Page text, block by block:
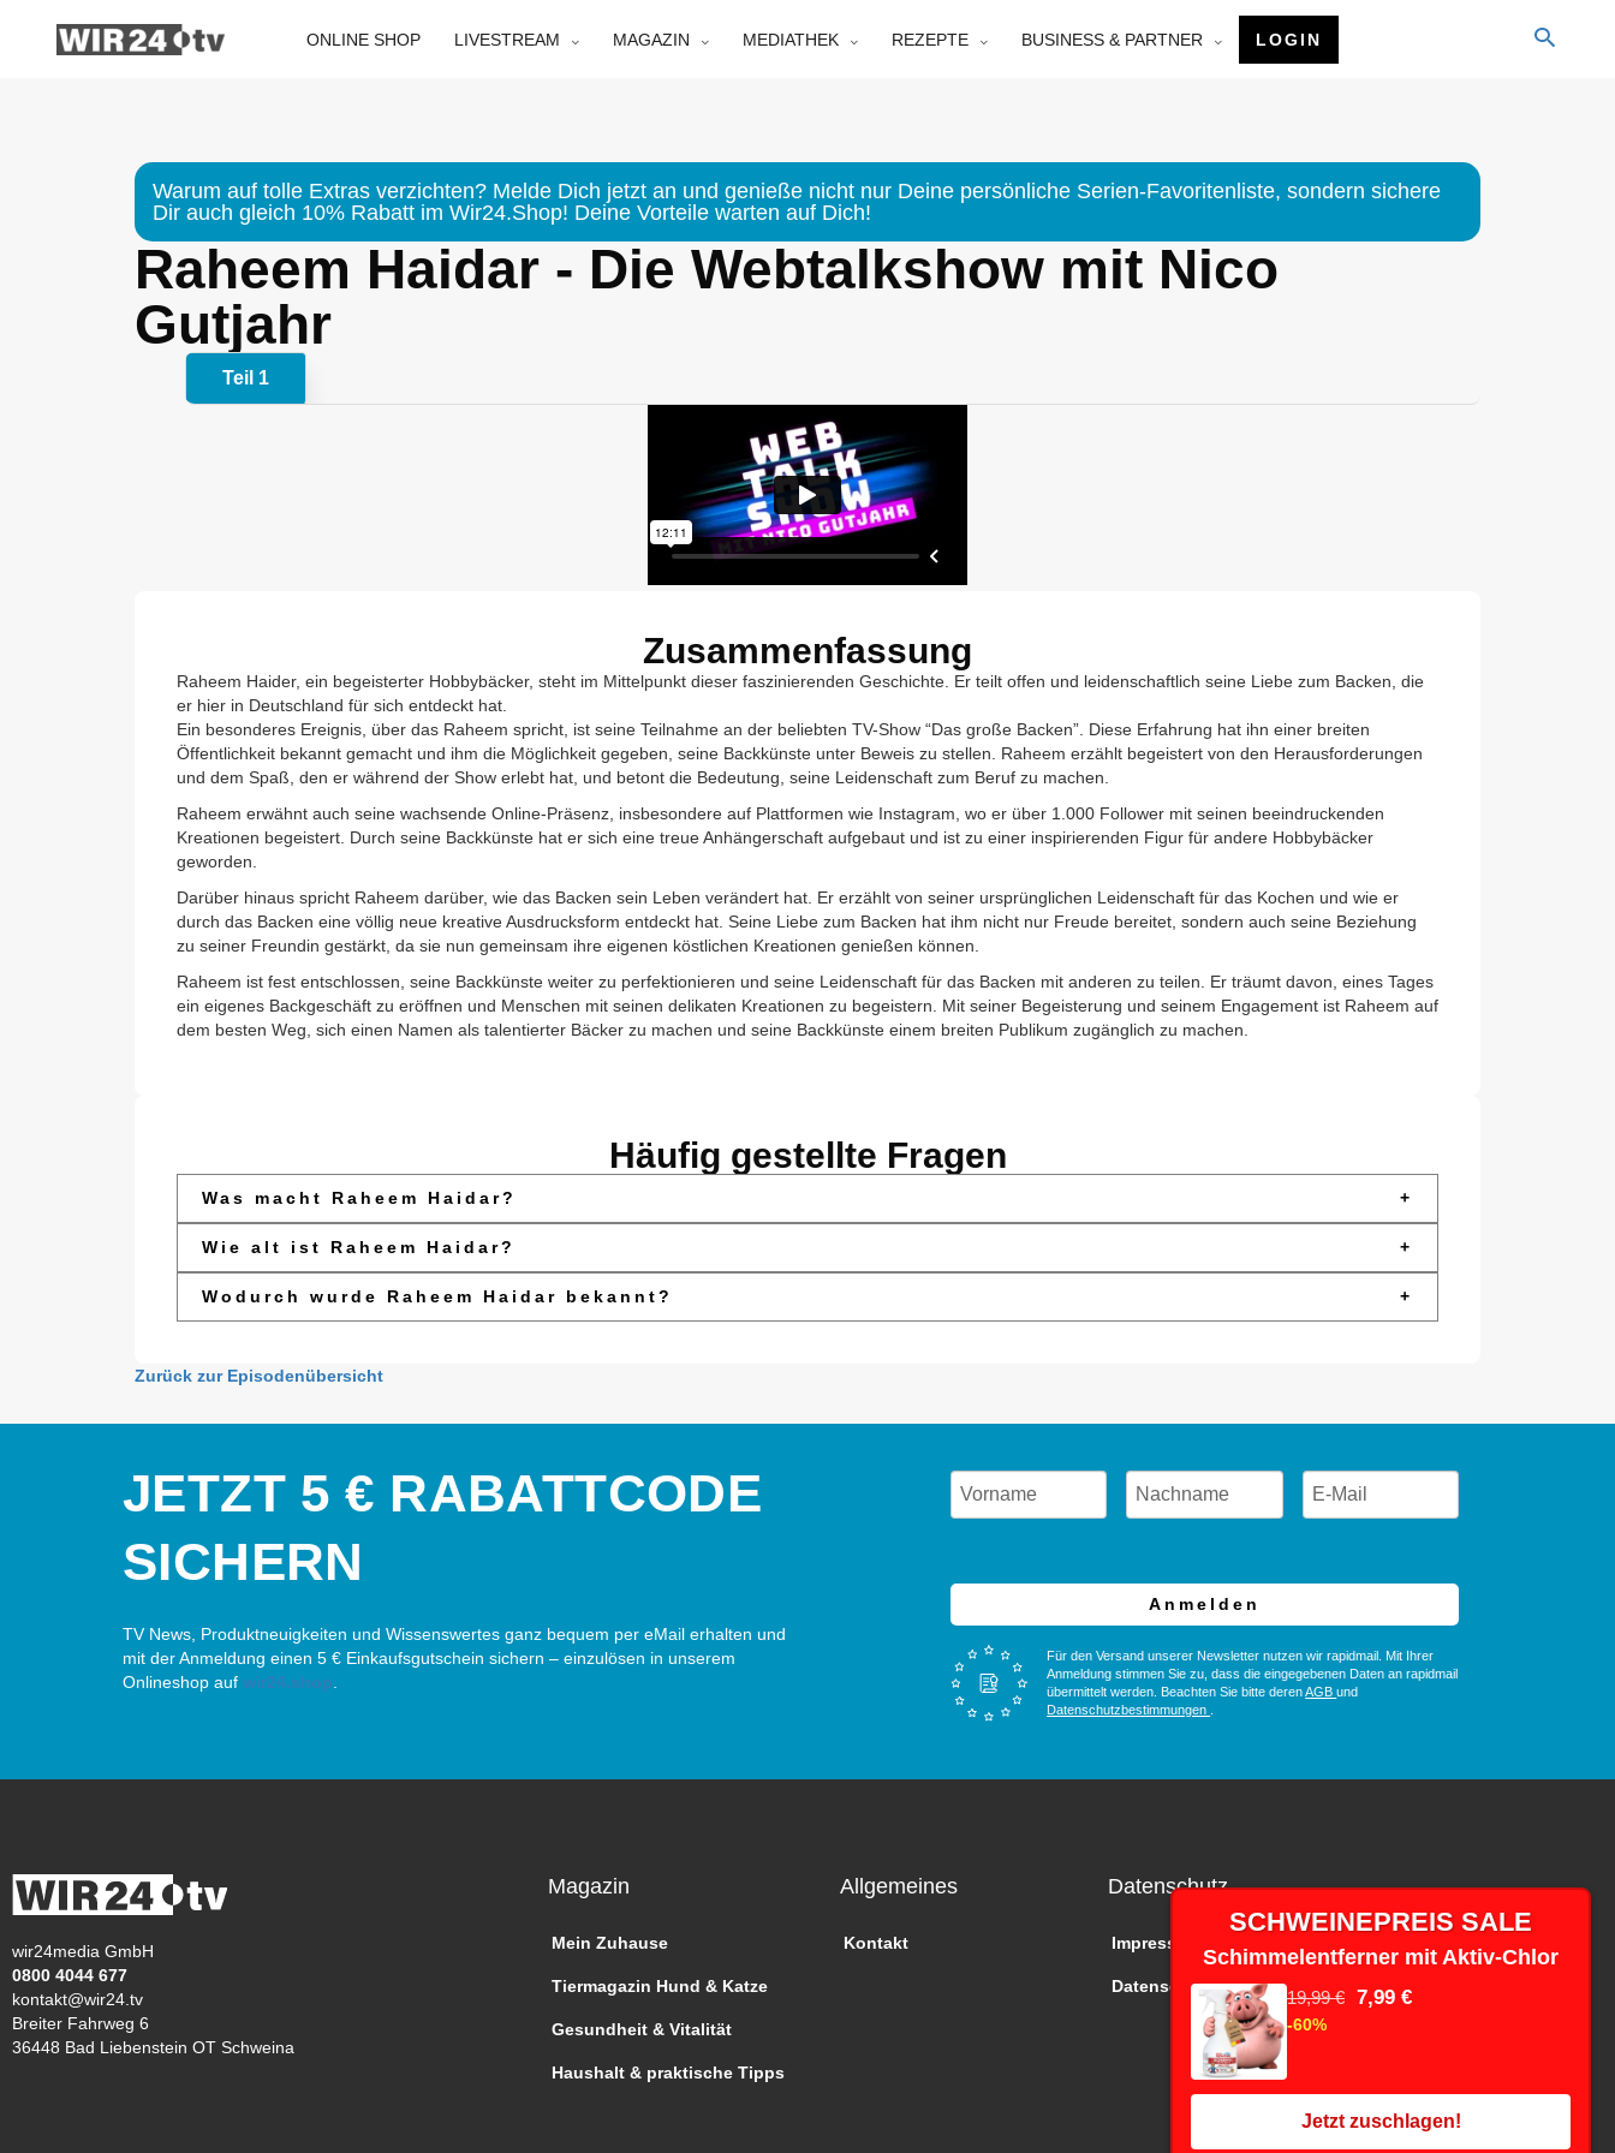
springen
ONLINE SHOP LIVESTREAM MAGAZIN MEDIATHEK REZEPTE BUSINESS & PARTNER LOGIN
Warum auf tolle Extras verzichten? Melde Dich jetzt an und genieße nicht nur Deine persönliche Serien-Favoritenliste, sondern sichere
Dir auch gleich 10% Rabatt im Wir24.Shop! Deine Vorteile warten auf Dich!
Raheem Haidar - Die Webtalkshow mit Nico
Gutjahr
Teil 1
Zusammenfassung
Raheem Haider, ein begeisterter Hobbybäcker, steht im Mittelpunkt dieser faszinierenden Geschichte. Er teilt offen und leidenschaftlich seine Liebe zum Backen, die
er hier in Deutschland für sich entdeckt hat.
Ein besonderes Ereignis, über das Raheem spricht, ist seine Teilnahme an der beliebten TV-Show “Das große Backen”. Diese Erfahrung hat ihn einer breiten
Öffentlichkeit bekannt gemacht und ihm die Möglichkeit gegeben, seine Backkünste unter Beweis zu stellen. Raheem erzählt begeistert von den Herausforderungen
und dem Spaß, den er während der Show erlebt hat, und betont die Bedeutung, seine Leidenschaft zum Beruf zu machen.
Raheem erwähnt auch seine wachsende Online-Präsenz, insbesondere auf Plattformen wie Instagram, wo er über 1.000 Follower mit seinen beeindruckenden
Kreationen begeistert. Durch seine Backkünste hat er sich eine treue Anhängerschaft aufgebaut und ist zu einer inspirierenden Figur für andere Hobbybäcker
geworden.
Darüber hinaus spricht Raheem darüber, wie das Backen sein Leben verändert hat. Er erzählt von seiner ursprünglichen Leidenschaft für das Kochen und wie er
durch das Backen eine völlig neue kreative Ausdrucksform entdeckt hat. Seine Liebe zum Backen hat ihm nicht nur Freude bereitet, sondern auch seine Beziehung
zu seiner Freundin gestärkt, da sie nun gemeinsam ihre eigenen köstlichen Kreationen genießen können.
Raheem ist fest entschlossen, seine Backkünste weiter zu perfektionieren und seine Leidenschaft für das Backen mit anderen zu teilen. Er träumt davon, eines Tages
ein eigenes Backgeschäft zu eröffnen und Menschen mit seinen delikaten Kreationen zu begeistern. Mit seiner Begeisterung und seinem Engagement ist Raheem auf
dem besten Weg, sich einen Namen als talentierter Bäcker zu machen und seine Backkünste einem breiten Publikum zugänglich zu machen.
Häufig gestellte Fragen
Was macht Raheem Haidar? +
Wie alt ist Raheem Haidar? +
Wodurch wurde Raheem Haidar bekannt? +
Zurück zur Episodenübersicht
JETZT 5 € RABATTCODE
SICHERN
TV News, Produktneuigkeiten und Wissenswertes ganz bequem per eMail erhalten und
mit der Anmeldung einen 5 € Einkaufsgutschein sichern – einzulösen in unserem
Onlineshop auf wir24.shop.
Anmelden
Für den Versand unserer Newsletter nutzen wir rapidmail. Mit Ihrer
Anmeldung stimmen Sie zu, dass die eingegebenen Daten an rapidmail
übermittelt werden. Beachten Sie bitte derenAGBund
Datenschutzbestimmungen
wir24media GmbH
0800 4044 677
kontakt@wir24.tv
Breiter Fahrweg 6
36448 Bad Liebenstein OT Schweina
Magazin
Mein Zuhause
Tiermagazin Hund & Katze
Gesundheit & Vitalität
Haushalt & praktische Tipps
Allgemeines
Kontakt
Datenschutz
Impressum
Datenschutz
SCHWEINEPREIS SALE
Schimmelentferner mit Aktiv-Chlor
19,99 € 7,99 €
-60%
Jetzt zuschlagen!